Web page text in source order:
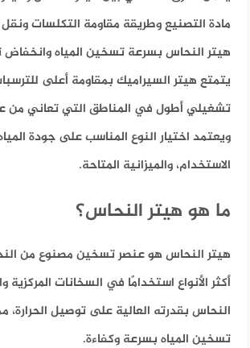
مادة التصنيع وطريقة مقاومة التكلسات ونقل
هيتر النحاس بسرعة تسخين المياه وانخفاض
يتمتع هيتر السيراميك بمقاومة أعلى
تشغيلي أطول في المناطق التي تعاني من
ويعتمد اختيار النوع المناسب على جودة
الاستخدام، والميزانية المتاحة.
ما هو هيتر النحاس؟
هيتر النحاس هو عنصر تسخين مصنوع من
أكثر الأنواع استخدامًا في السخانات المركزية
النحاس بقدرته العالية على توصيل
تسخين المياه بسرعة وكفاءة.